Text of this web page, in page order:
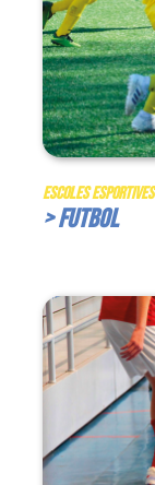
Escoles Esportives
> Futbol